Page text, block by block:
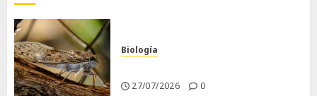
Biología
27/07/2026 0